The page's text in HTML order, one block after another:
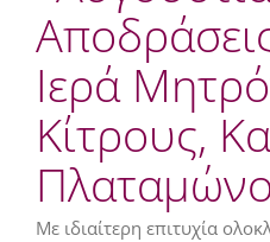
Ιερά
Κίτρους,
Με ιδιαίτερη επιτυχία